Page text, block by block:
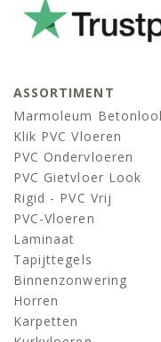
ASSORTIMENT
Marmoleum
Klik PVC Vloeren
PVC Ondervloeren
PVC Gietvloer Look
Rigid - PVC Vrij
PVC-Vloeren
Laminaat
Tapijttegels
Binnenzonwering
Horren
Karpetten